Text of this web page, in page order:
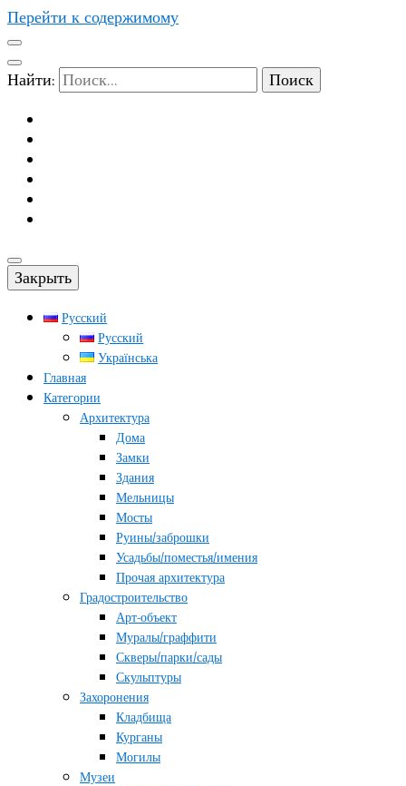
Перейти к содержимому
Найти:
Закрыть
Русский
Русский
Українська
Главная
Категории
Архитектура
Дома
Замки
Здания
Мельницы
Мосты
Руины/заброшки
Усадьбы/поместья/имения
Прочая архитектура
Градостроительство
Арт-объект
Муралы/граффити
Скверы/парки/сады
Скульптуры
Захоронения
Кладбища
Курганы
Могилы
Музеи